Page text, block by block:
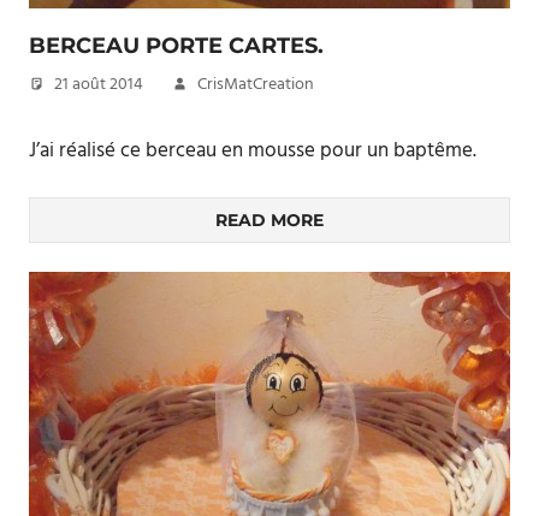
BERCEAU PORTE CARTES.
21 août 2014 CrisMatCreation
J’ai réalisé ce berceau en mousse pour un baptême.
READ MORE